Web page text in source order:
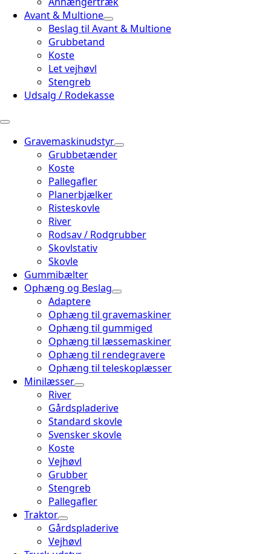
Avant & Multione
Beslag til Avant & Multione
Grubbetand
Koste
Let vejhøvl
Stengreb
Udsalg / Rodekasse
Gravemaskinudstyr
Grubbetænder
Koste
Pallegafler
Planerbjælker
Risteskovle
River
Rodsav / Rodgrubber
Skovlstativ
Skovle
Gummibælter
Ophæng og Beslag
Adaptere
Ophæng til gravemaskiner
Ophæng til gummiged
Ophæng til læssemaskiner
Ophæng til rendegravere
Ophæng til teleskoplæsser
Minilæsser
River
Gårdspladerive
Standard skovle
Svensker skovle
Koste
Vejhøvl
Grubber
Stengreb
Pallegafler
Traktor
Gårdspladerive
Vejhøvl